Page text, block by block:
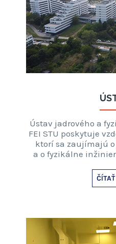
Ústav jadrového a
FEI STU poskytuje
ktorí sa zaujímajú
a o fyzikálne